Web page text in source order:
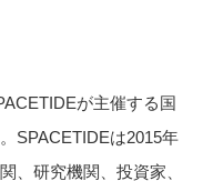
が主催する国
SPACETIDEは2015年
、研究機関、投資家、